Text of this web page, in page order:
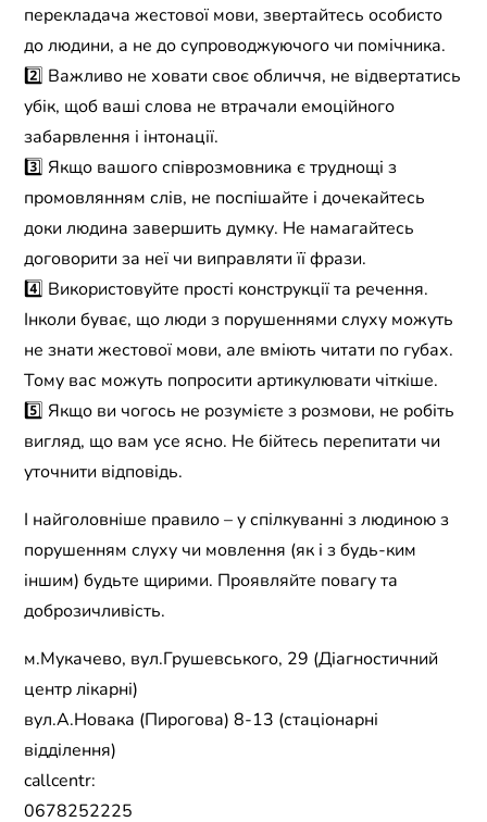
перекладача жестової мови, звертайтесь особисто
до людини, а не до супроводжуючого чи помічника.
2️⃣ Важливо не ховати своє обличчя, не відвертатись
убік, щоб ваші слова не втрачали емоційного
забарвлення і інтонації.
3️⃣ Якщо вашого співрозмовника є труднощі з
промовлянням слів, не поспішайте і дочекайтесь
доки людина завершить думку. Не намагайтесь
договорити за неї чи виправляти її фрази.
4️⃣ Використовуйте прості конструкції та речення.
Інколи буває, що люди з порушеннями слуху можуть
не знати жестової мови, але вміють читати по губах.
Тому вас можуть попросити артикулювати чіткіше.
5️⃣ Якщо ви чогось не розумієте з розмови, не робіть
вигляд, що вам усе ясно. Не бійтесь перепитати чи
уточнити відповідь.
І найголовніше правило – у спілкуванні з людиною з
порушенням слуху чи мовлення (як і з будь-ким
іншим) будьте щирими. Проявляйте повагу та
доброзичливість.
м.Мукачево, вул.Грушевського, 29 (Діагностичний
центр лікарні)
вул.А.Новака (Пирогова) 8-13 (стаціонарні
відділення)
callcentr:
0678252225